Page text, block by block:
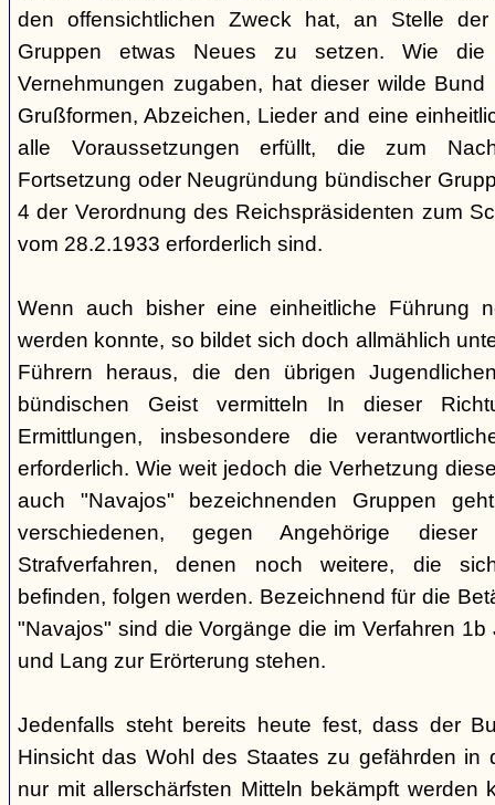
den offensichtlichen Zweck hat, an Stelle der
Gruppen etwas Neues zu setzen. Wie die
Vernehmungen zugaben, hat dieser wilde
Grußformen, Abzeichen, Lieder and eine
alle Voraussetzungen erfüllt, die zum
Fortsetzung oder Neugründung bündischer
4 der Verordnung des Reichspräsidenten zum
vom 28.2.1933 erforderlich sind.
Wenn auch bisher eine einheitliche Führung
werden konnte, so bildet sich doch allmählich
Führern heraus, die den übrigen
bündischen Geist vermitteln In dieser
Ermittlungen, insbesondere die
erforderlich. Wie weit jedoch die Verhetzung
auch "Navajos" bezeichnenden Gruppen
verschiedenen, gegen Angehörige dieser
Strafverfahren, denen noch weitere, die
befinden, folgen werden. Bezeichnend für die
"Navajos" sind die Vorgänge die im Verfahren
und Lang zur Erörterung stehen.
Jedenfalls steht bereits heute fest, dass der
Hinsicht das Wohl des Staates zu gefährden in
nur mit allerschärfsten Mitteln bekämpft werden